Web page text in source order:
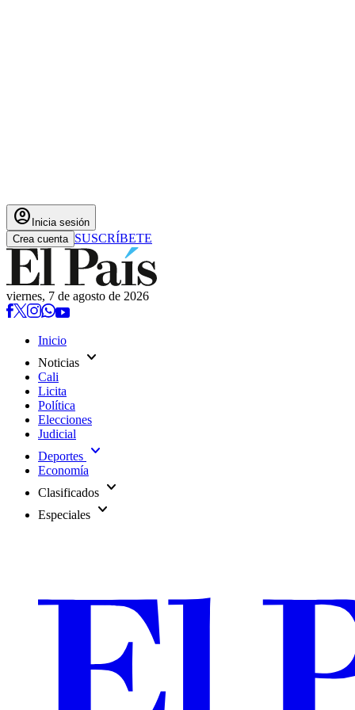
account_circle Inicia sesión
Crea cuenta SUSCRÍBETE
viernes, 7 de agosto de 2026
Inicio
Noticias expand_more
Cali
Licita
Política
Elecciones
Judicial
Deportes expand_more
Economía
Clasificados expand_more
Especiales expand_more